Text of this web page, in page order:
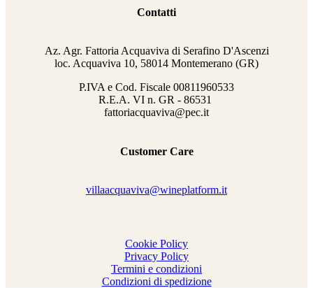
Contatti
Az. Agr. Fattoria Acquaviva di Serafino D'Ascenzi
loc. Acquaviva 10, 58014 Montemerano (GR)
P.IVA e Cod. Fiscale 00811960533
R.E.A. VI n. GR - 86531
fattoriacquaviva@pec.it
Customer Care
villaacquaviva@wineplatform.it
Cookie Policy
Privacy Policy
Termini e condizioni
Condizioni di spedizione